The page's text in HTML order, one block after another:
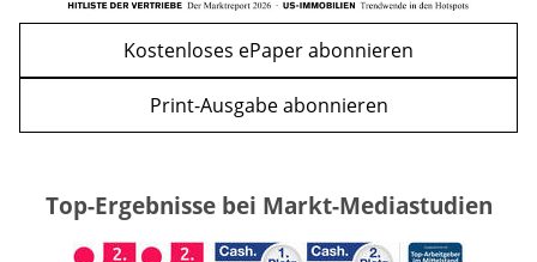
Kostenloses ePaper abonnieren
Print-Ausgabe abonnieren
Top-Ergebnisse bei Markt-Mediastudien